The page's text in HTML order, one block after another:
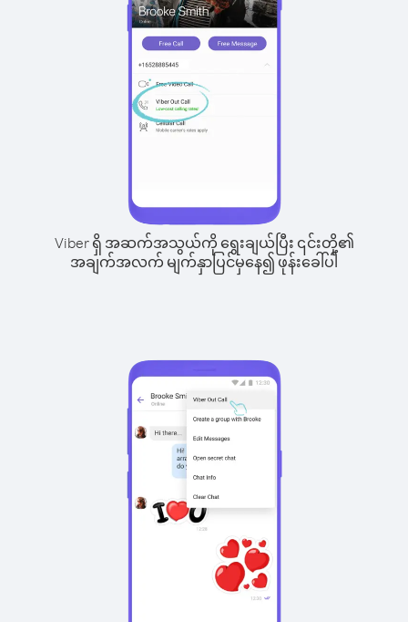
Viber ရှိ အဆက်အသွယ်ကို ရွေးချယ်ပြီး ၎င်းတို့၏
အချက်အလက် မျက်နှာပြင်မှနေ၍ ဖုန်းခေါ်ပါ